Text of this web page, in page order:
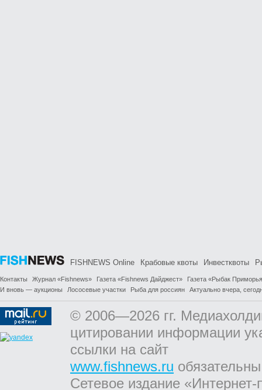
FISHNEWS Online Крабовые квоты Инвестквоты
Контакты Журнал «Fishnews» Газета «Fishnews Дайджест»
Газета «Рыбак
И вновь — аукционы
Лососевые участки Рыба для россиян Актуально вчера,
© 2006—2026 гг.
цитировании информации
ссылки на сайт
www.fishnews.ru
Сетевое издание